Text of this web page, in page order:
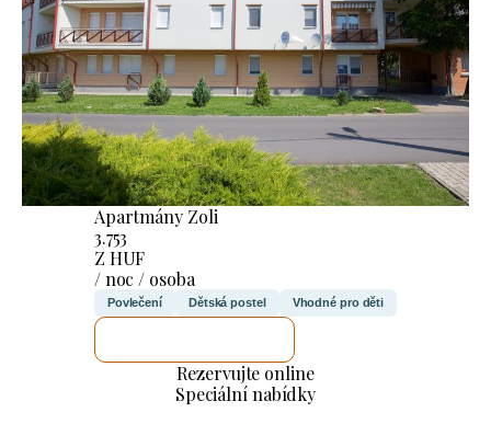
Apartmány Zoli
3.753
Z HUF
/ noc / osoba
Povlečení Dětská postel Vhodné pro děti
Rezervujte online
Speciální nabídky